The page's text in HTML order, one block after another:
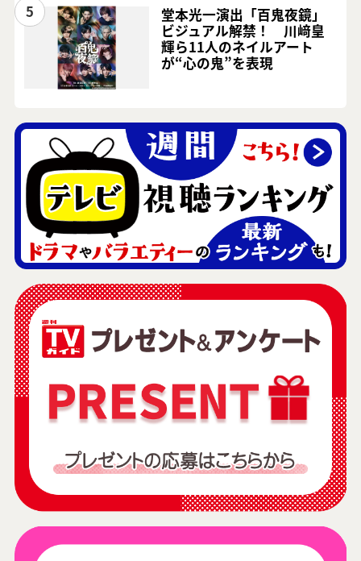
5
堂本光一演出「百鬼夜鏡」
ビジュアル解禁！ 川﨑皇
輝ら11人のネイルアート
が“心の鬼”を表現